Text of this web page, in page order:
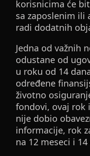
korisnicima će
sa zaposlenim ili
radi dodatnih
Jedna od važnih
odustane od
u roku od 14
određene
životno
fondovi, ovaj rok
nije dobio
informacije, rok
na 12 meseci i 14